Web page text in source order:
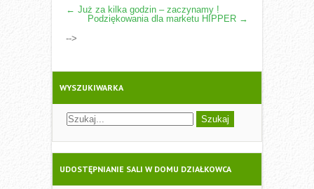
POST
NAVIGATION
← Już za kilka godzin – zaczynamy !
Podziękowania dla marketu HIPPER →
-->
WYSZUKIWARKA
UDOSTĘPNIANIE SALI W DOMU DZIAŁKOWCA